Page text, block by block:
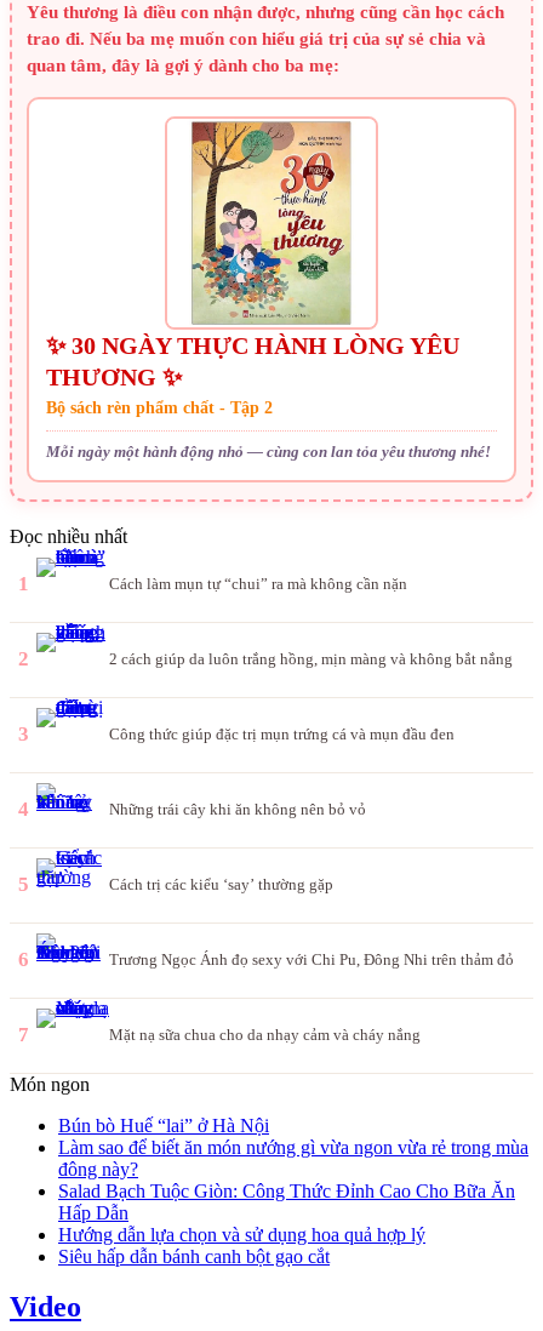
Yêu thương là điều con nhận được, nhưng cũng cần học cách
trao đi. Nếu ba mẹ muốn con hiểu giá trị của sự sẻ chia và
quan tâm, đây là gợi ý dành cho ba mẹ:
✨ 30 NGÀY THỰC HÀNH LÒNG YÊU
THƯƠNG ✨
Bộ sách rèn phẩm chất - Tập 2
Mỗi ngày một hành động nhỏ — cùng con lan tỏa yêu thương nhé!
Đọc nhiều nhất
1 Cách làm mụn tự “chui” ra mà không cần nặn
2 2 cách giúp da luôn trắng hồng, mịn màng và không bắt nắng
3 Công thức giúp đặc trị mụn trứng cá và mụn đầu đen
4 Những trái cây khi ăn không nên bỏ vỏ
5 Cách trị các kiểu ‘say’ thường gặp
6 Trương Ngọc Ánh đọ sexy với Chi Pu, Đông Nhi trên thảm đỏ
7 Mặt nạ sữa chua cho da nhạy cảm và cháy nắng
Món ngon
Bún bò Huế “lai” ở Hà Nội
Làm sao để biết ăn món nướng gì vừa ngon vừa rẻ trong mùa
đông này?
Salad Bạch Tuộc Giòn: Công Thức Đỉnh Cao Cho Bữa Ăn
Hấp Dẫn
Hướng dẫn lựa chọn và sử dụng hoa quả hợp lý
Siêu hấp dẫn bánh canh bột gạo cắt
Video